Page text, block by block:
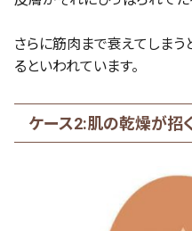
さらに筋肉まで衰えてしまう
るといわれています。
ケース2:肌の乾燥が招く